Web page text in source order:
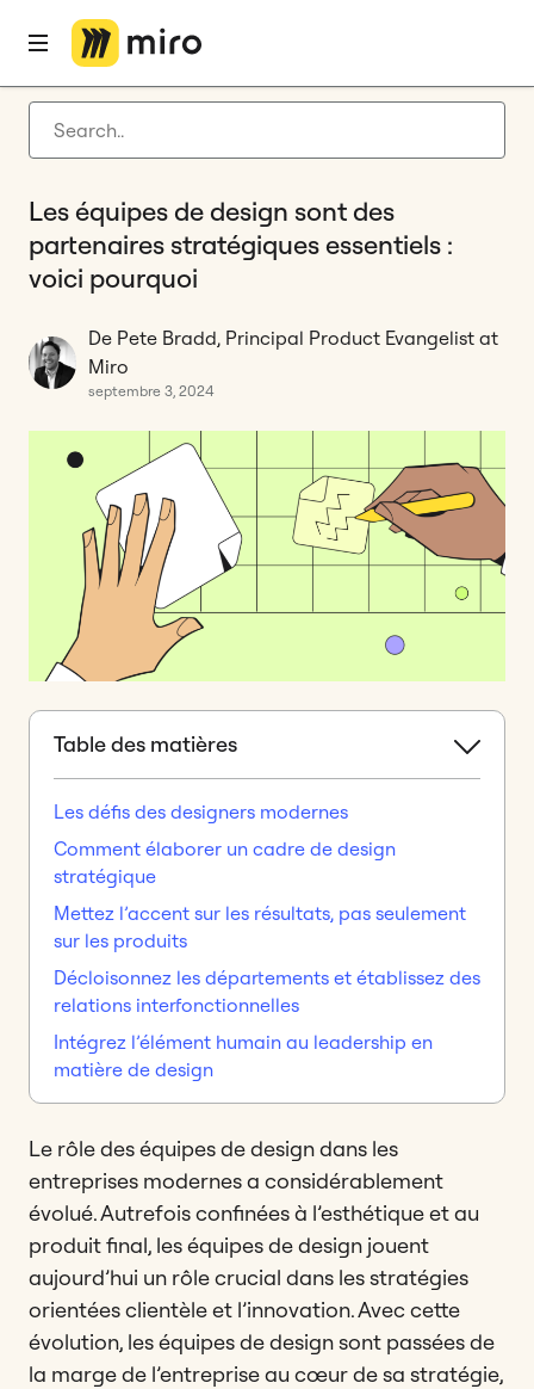
Latest articles
Gestion Agile
Nouveautés Miro
Retour à miro.com
Accueil
Les équipes de design sont des
partenaires stratégiques essentiels :
voici pourquoi
De Pete Bradd, Principal Product Evangelist at
Miro
septembre 3, 2024
Le rôle des équipes de design dans les
entreprises modernes a considérablement
évolué. Autrefois confinées à l’esthétique et au
produit final, les équipes de design jouent
aujourd’hui un rôle crucial dans les stratégies
orientées clientèle et l’innovation. Avec cette
évolution, les équipes de design sont passées de
la marge de l’entreprise au cœur de sa stratégie,
Table des matières
Les défis des designers modernes
Comment élaborer un cadre de design
stratégique
Mettez l’accent sur les résultats, pas seulement
sur les produits
Décloisonnez les départements et établissez des
relations interfonctionnelles
Intégrez l’élément humain au leadership en
matière de design